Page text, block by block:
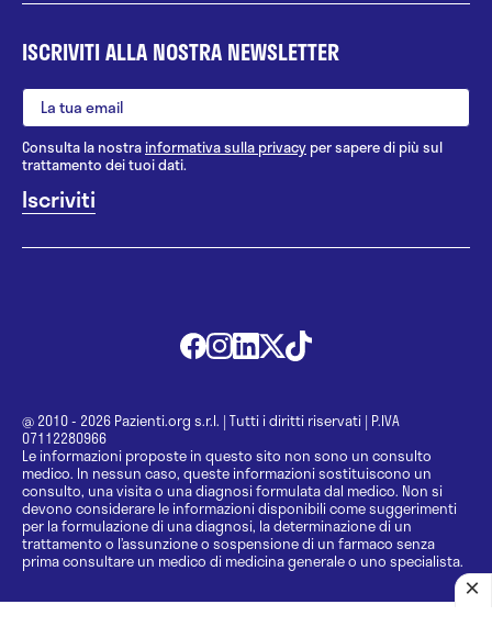
ISCRIVITI ALLA NOSTRA NEWSLETTER
Consulta la nostrainformativa sulla privacy per sapere di più sul
trattamento dei tuoi dati.
@ 2010 - 2026 Pazienti.org s.r.l. | Tutti i diritti riservati | P.IVA
07112280966
Le informazioni proposte in questo sito non sono un consulto
medico. In nessun caso, queste informazioni sostituiscono un
consulto, una visita o una diagnosi formulata dal medico. Non si
devono considerare le informazioni disponibili come suggerimenti
per la formulazione di una diagnosi, la determinazione di un
trattamento o l’assunzione o sospensione di un farmaco senza
prima consultare un medico di medicina generale o uno specialista.